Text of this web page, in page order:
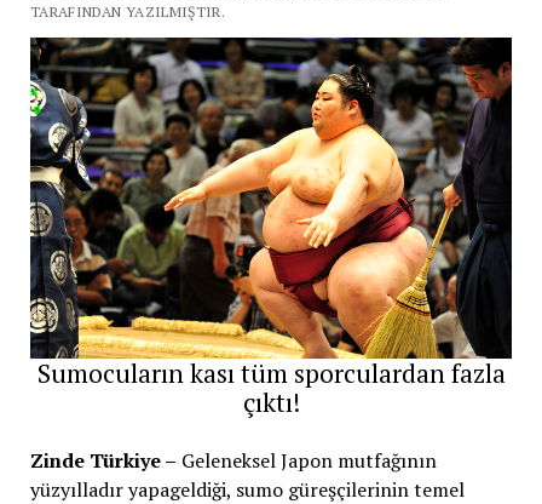
TARAFINDAN YAZILMIŞTIR.
Sumocuların kası tüm sporculardan fazla
çıktı!
Zinde Türkiye – Geleneksel Japon mutfağının
yüzyılladır yapageldiği, sumo güreşçilerinin temel